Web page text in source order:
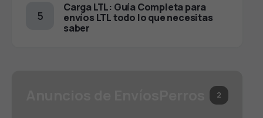
Carga LTL: Guía Completa para
envíos LTL todo lo que necesitas
saber
2